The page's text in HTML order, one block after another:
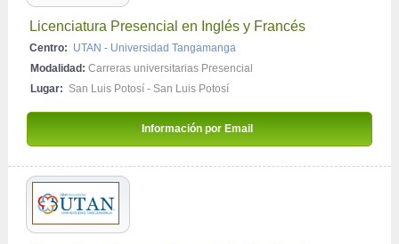
Licenciatura Presencial en Inglés y Francés
Centro: UTAN - Universidad Tangamanga
Modalidad: Carreras universitarias Presencial
Lugar: San Luis Potosí - San Luis Potosí
Información por Email